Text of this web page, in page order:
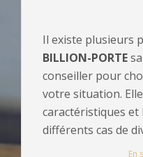
Il existe plusieurs
BILLION-PORTE
conseiller pour
votre situation.
caractéristiques et
différents cas de
En